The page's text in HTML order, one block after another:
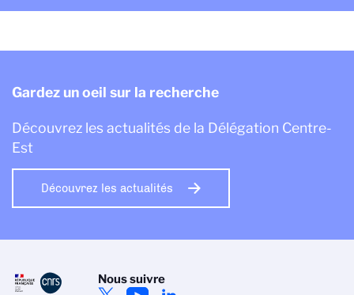
Gardez un oeil sur la recherche
Découvrez les actualités de la Délégation Centre-
Est
Découvrez les actualités
Nous suivre